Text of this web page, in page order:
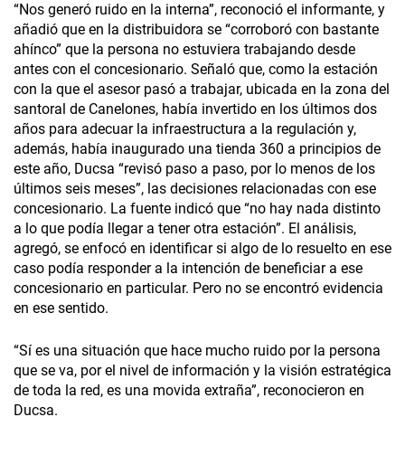
“Nos generó ruido en la interna”, reconoció el informante, y
añadió que en la distribuidora se “corroboró con bastante
ahínco” que la persona no estuviera trabajando desde
antes con el concesionario. Señaló que, como la estación
con la que el asesor pasó a trabajar, ubicada en la zona del
santoral de Canelones, había invertido en los últimos dos
años para adecuar la infraestructura a la regulación y,
además, había inaugurado una tienda 360 a principios de
este año, Ducsa “revisó paso a paso, por lo menos de los
últimos seis meses”, las decisiones relacionadas con ese
concesionario. La fuente indicó que “no hay nada distinto
a lo que podía llegar a tener otra estación”. El análisis,
agregó, se enfocó en identificar si algo de lo resuelto en ese
caso podía responder a la intención de beneficiar a ese
concesionario en particular. Pero no se encontró evidencia
en ese sentido.
“Sí es una situación que hace mucho ruido por la persona
que se va, por el nivel de información y la visión estratégica
de toda la red, es una movida extraña”, reconocieron en
Ducsa.